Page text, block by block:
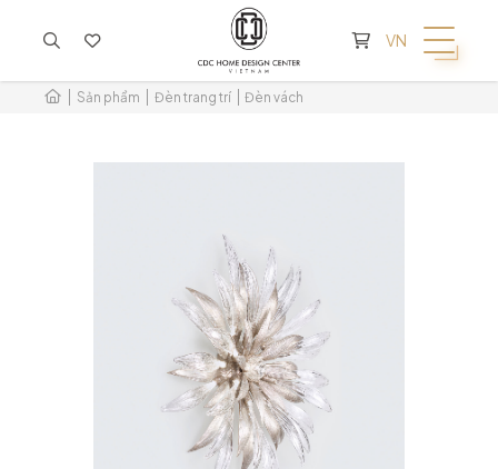
KHÔNG CÓ SẢN PHẨM TRONG GIỎ HÀNG
VN
Sản phẩm Đèn trang trí Đèn vách